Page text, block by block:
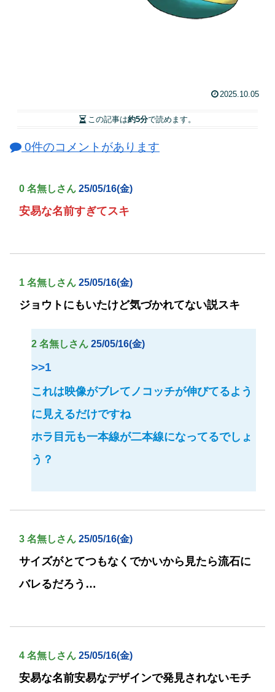
2025.10.05
この記事は約5分で読めます。
0件のコメントがあります
0 名無しさん 25/05/16(金)
安易な名前すぎてスキ
1 名無しさん 25/05/16(金)
ジョウトにもいたけど気づかれてない説スキ
2 名無しさん 25/05/16(金)
>>1
これは映像がブレてノコッチが伸びてるよう
に見えるだけですね
ホラ目元も一本線が二本線になってるでしょ
う？
3 名無しさん 25/05/16(金)
サイズがとてつもなくでかいから見たら流石に
バレるだろう…
4 名無しさん 25/05/16(金)
安易な名前安易なデザインで発見されないモチ